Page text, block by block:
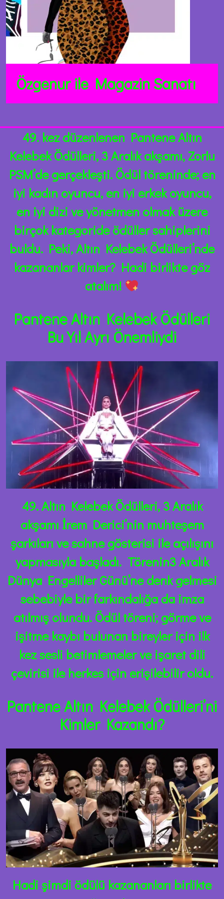
Özgenur ile Magazin Sanatı
49. kez düzenlenen Pantene Altın
Kelebek Ödülleri, 3 Aralık akşamı, Zorlu
PSM’de gerçekleşti. Ödül töreninde; en
iyi kadın oyuncu, en iyi erkek oyuncu,
en iyi dizi ve yönetmen olmak üzere
birçok kategoride ödüller sahiplerini
buldu. Peki, Altın Kelebek Ödülleri’nde
kazananlar kimler? Hadi birlikte göz
atalım!
Pantene Altın Kelebek Ödülleri
Bu Yıl Ayrı Önemliydi
49. Altın Kelebek Ödülleri, 3 Aralık
akşamı İrem Derici’nin muhteşem
şarkıları ve sahne gösterisi ile açılışını
yapmasıyla başladı. Törenin3 Aralık
Dünya Engelliler Günü’ne denk gelmesi
sebebiyle bir farkındalığa da imza
atılmış olundu. Ödül töreni; görme ve
işitme kaybı bulunan bireyler için ilk
kezsesli betimlemeler ve işaret dili
çevirisi ile herkes için erişilebilir oldu.
Pantene Altın Kelebek Ödülleri’ni
Kimler Kazandı?
Hadi şimdi ödülü kazananları birlikte